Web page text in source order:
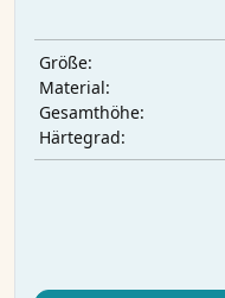
Größe:
Material:
Gesamthöhe:
Härtegrad: